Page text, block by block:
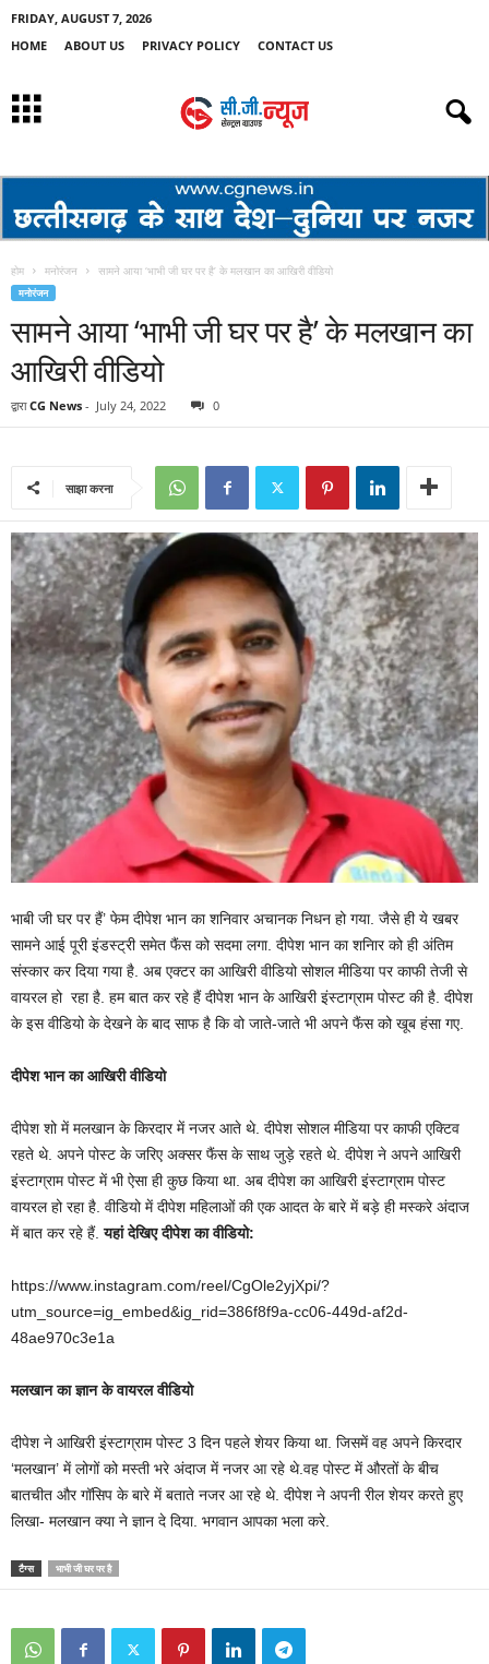
FRIDAY, AUGUST 7, 2026
HOME
ABOUT US PRIVACY POLICY CONTACT US
होम मनोरंजन सामने आया ‘भाभी जी घर पर है’ के मलखान का आखिरी वीडियो
मनोरंजन
सामने आया ‘भाभी जी घर पर है’ के मलखान का
आखिरी वीडियो
द्वारा CG News - July 24, 2022 0
साझा करना
भाबी जी घर पर हैं’ फेम दीपेश भान का शनिवार अचानक निधन हो गया. जैसे ही ये खबर
सामने आई पूरी इंडस्ट्री समेत फैंस को सदमा लगा. दीपेश भान का शनिार को ही अंतिम
संस्कार कर दिया गया है. अब एक्टर का आखिरी वीडियो सोशल मीडिया पर काफी तेजी से
वायरल हो रहा है. हम बात कर रहे हैं दीपेश भान के आखिरी इंस्टाग्राम पोस्ट की है. दीपेश
के इस वीडियो के देखने के बाद साफ है कि वो जाते-जाते भी अपने फैंस को खूब हंसा गए.
दीपेश भान का आखिरी वीडियो
दीपेश शो में मलखान के किरदार में नजर आते थे. दीपेश सोशल मीडिया पर काफी एक्टिव
रहते थे. अपने पोस्ट के जरिए अक्सर फैंस के साथ जुड़े रहते थे. दीपेश ने अपने आखिरी
इंस्टाग्राम पोस्ट में भी ऐसा ही कुछ किया था. अब दीपेश का आखिरी इंस्टाग्राम पोस्ट
वायरल हो रहा है. वीडियो में दीपेश महिलाओं की एक आदत के बारे में बड़े ही मस्करे अंदाज
में बात कर रहे हैं.यहां देखिए दीपेश का वीडियो:
https://www.instagram.com/reel/CgOle2yjXpi/?
utm_source=ig_embed&ig_rid=386f8f9a-cc06-449d-af2d-
48ae970c3e1a
मलखान का ज्ञान के वायरल वीडियो
दीपेश ने आखिरी इंस्टाग्राम पोस्ट 3 दिन पहले शेयर किया था. जिसमें वह अपने किरदार
‘मलखान’ में लोगों को मस्ती भरे अंदाज में नजर आ रहे थे.वह पोस्ट में औरतों के बीच
बातचीत और गॉसिप के बारे में बताते नजर आ रहे थे. दीपेश ने अपनी रील शेयर करते हुए
लिखा- मलखान क्या ने ज्ञान दे दिया. भगवान आपका भला करे.
टैग्स भाभी जी घर पर है